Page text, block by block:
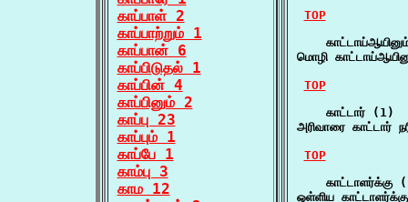
காப்பாள் 2
காப்பாற்றும் 1
காப்பான் 6
காப்பிடுதல் 1
காப்பின் 4
காப்பினும் 2
காப்பு 23
காப்பும் 1
காப்பே 1
காம்பு 3
காம 12
TOP
மொழி
TOP
    காட்டார் (1)
அரிவாரை காட்டார்
TOP
காட்டாளர்க்கு
ஒள்ளிய